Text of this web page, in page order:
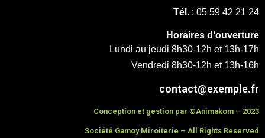
Tél. : 05 59 42 21 24
Horaires d’ouverture
Lundi au jeudi 8h30-12h et 13h-17h
Vendredi 8h30-12h et 13h-16h
contact@exemple.fr
Conception et gestion par ©Animakom – 2023
Société Gamoy Miroiterie – All Rights Reserved